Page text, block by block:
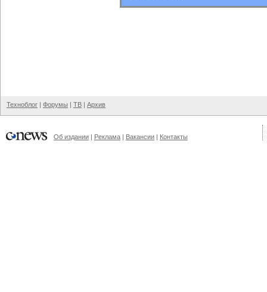
Техноблог | Форумы | ТВ | Архив
Об издании | Реклама | Вакансии | Контакты